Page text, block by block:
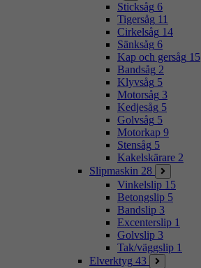
Sticksåg 6
Tigersåg 11
Cirkelsåg 14
Sänksåg 6
Kap och gersåg 15
Bandsåg 2
Klyvsåg 5
Motorsåg 3
Kedjesåg 5
Golvsåg 5
Motorkap 9
Stensåg 5
Kakelskärare 2
Slipmaskin 28
Vinkelslip 15
Betongslip 5
Bandslip 3
Excenterslip 1
Golvslip 3
Tak/väggslip 1
Elverktyg 43